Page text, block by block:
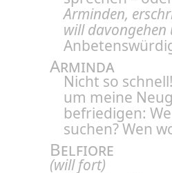
Arminden,
will davongehen
Arminda
Nicht so
um meine
befriedigen:
suchen? Wen
Belfiore
(will fort)